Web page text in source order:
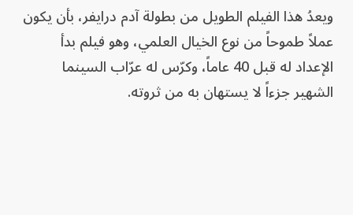
ويعدُ هذا الفيلم الطويل من بطولة آدم درايفر، بأن يكون
عملاً طموحاً من نوع الخيال العلمي، وهو فيلم بدأ
الإعداد له قبل 40 عاماً، وكرّس له عرّاب السينما
الشهير جزءاً لا يستهان به من ثروته.